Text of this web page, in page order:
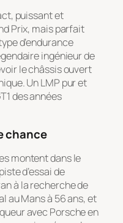
puissant et
Prix, mais parfait
d’endurance
ingénieur de
le châssis ouvert
Un LMP pur et
des années
chance
montent dans le
d’essai de
à la recherche de
au Mans à 56 ans, et
avec Porsche en